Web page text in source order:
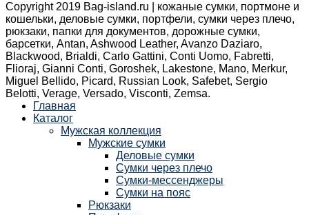
Copyright 2019 Bag-island.ru | кожаные сумки, портмоне и
кошельки, деловые сумки, портфели, сумки через плечо,
рюкзаки, папки для документов, дорожные сумки,
барсетки, Antan, Ashwood Leather, Avanzo Daziaro,
Blackwood, Brialdi, Carlo Gattini, Conti Uomo, Fabretti,
Flioraj, Gianni Conti, Goroshek, Lakestone, Mano, Merkur,
Miguel Bellido, Picard, Russian Look, Safebet, Sergio
Belotti, Verage, Versado, Visconti, Zemsa.
Главная
Каталог
Мужская коллекция
Мужские сумки
Деловые сумки
Сумки через плечо
Сумки-мессенджеры
Сумки на пояс
Рюкзаки